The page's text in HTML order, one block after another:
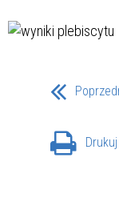
Drukuj